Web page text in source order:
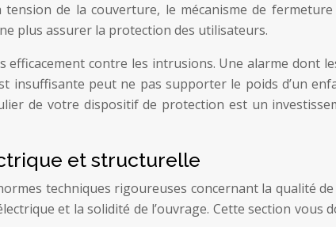
de la couverture, le mécanisme de fermeture
plus assurer la protection des utilisateurs.
contre les intrusions. Une alarme dont
insuffisante peut ne pas supporter le poids d’un
de votre dispositif de protection est un
et structurelle
techniques rigoureuses concernant la qualité
et la solidité de l’ouvrage. Cette section vous